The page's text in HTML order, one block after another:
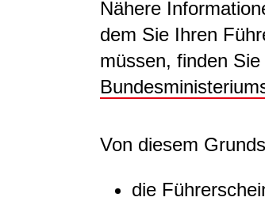
Nähere
dem Sie Ihren
müssen, finden
Von diesem
die